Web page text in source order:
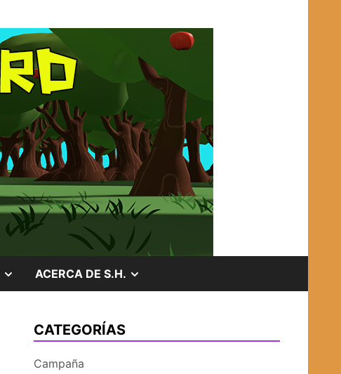
MOSTRAR
SUBMENÚ
ACERCA DE S.H.
SUBMENÚ
CATEGORÍAS
Campaña